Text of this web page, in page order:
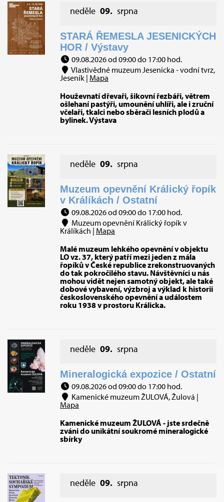
neděle 09. srpna
STARÁ ŘEMESLA JESENICKÝCH
HOR / Výstavy
09.08.2026 od 09:00 do 17:00 hod.
Vlastivědné muzeum Jesenicka - vodní tvrz,
Jeseník | Mapa
Houževnatí dřevaři, šikovní řezbáři, větrem
ošlehaní pastýři, umounění uhlíři, ale i zruční
včelaři, tkalci nebo sběrači lesních plodů a
bylinek. Výstava
neděle 09. srpna
Muzeum opevnění Králický řopík
v Králíkách / Ostatní
09.08.2026 od 09:00 do 17:00 hod.
Muzeum opevnění Králický řopík v
Králíkách | Mapa
Malé muzeum lehkého opevnění v objektu
LO vz. 37, který patří mezi jeden z mála
řopíků v České republice zrekonstruovaných
do tak pokročilého stavu. Návštěvníci u nás
mohou vidět nejen samotný objekt, ale také
dobové vybavení, výzbroj a výklad k historii
československého opevnění a událostem
roku 1938 v prostoru Králicka.
neděle 09. srpna
Mineralogická expozice / Ostatní
09.08.2026 od 09:00 do 17:00 hod.
Kamenické muzeum ŽULOVÁ, Žulová |
Mapa
Kamenické muzeum ŽULOVÁ - jste srdečně
zváni do unikátní soukromé mineralogické
sbírky
neděle 09. srpna